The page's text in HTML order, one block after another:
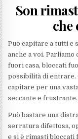
Son
che
Può capitare a tutti e
anche a voi.
fuori casa, bloccati
possibilità di entrare.
capitare per una
seccante e frustrante.
Può bastare una
serratura difettosa,
e si è rimasti bloccati